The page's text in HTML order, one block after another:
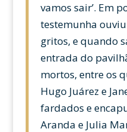
vamos sair’. Em
testemunha
gritos, e quando
entrada do
mortos, entre os
Hugo Juárez e
fardados e
Aranda e Julia